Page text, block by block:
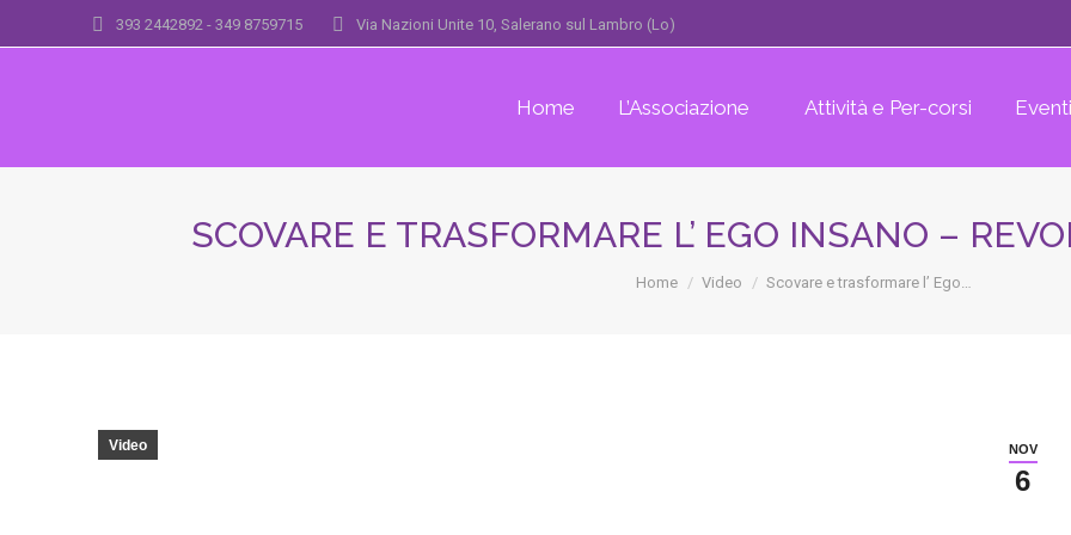
393 2442892 - 349 8759715 Via Nazioni Unite 10, Salerano sul Lambro (Lo)
Home L’Associazione Attività e Per-corsi Eventi
SCOVARE E TRASFORMARE L’ EGO INSANO –
You are here:
Home Video Scovare e trasformare l’ Ego…
NOV
6
Video